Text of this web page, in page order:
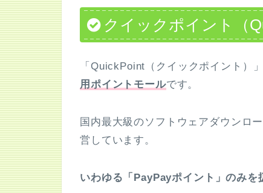
クイックポイント（
「QuickPoint（クイックポイント）
用ポイントモールです。
国内最大級のソフトウェアダウンロ
営しています。
いわゆる「PayPayポイント」のみを